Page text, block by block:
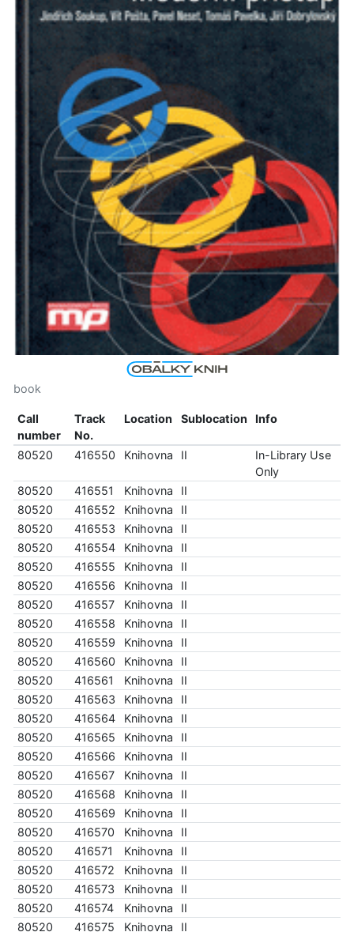
book
Call
number
Track
No.
Location Sublocation Info
80520 416550 Knihovna II
In-Library Use
Only
80520
416551 Knihovna
II
80520
416552 Knihovna
II
80520
416553 Knihovna
II
80520
416554 Knihovna
II
80520
416555 Knihovna
II
80520
416556 Knihovna
II
80520
416557 Knihovna
II
80520
416558 Knihovna
II
80520
416559 Knihovna
II
80520
416560 Knihovna
II
80520
416561 Knihovna
II
80520
416563 Knihovna
II
80520
416564 Knihovna
II
80520
416565 Knihovna
II
80520
416566 Knihovna
II
80520
416567 Knihovna
II
80520
416568 Knihovna
II
80520
416569 Knihovna
II
80520
416570 Knihovna
II
80520
416571 Knihovna
II
80520
416572 Knihovna
II
80520
416573 Knihovna
II
80520
416574 Knihovna
II
80520
416575 Knihovna II